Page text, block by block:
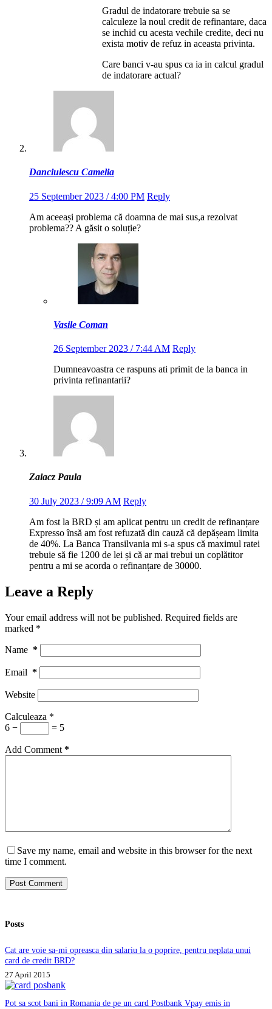
Gradul de indatorare trebuie sa se
calculeze la noul credit de refinantare, daca
se inchid cu acesta vechile credite, deci nu
exista motiv de refuz in aceasta privinta.
Care banci v-au spus ca ia in calcul gradul
de indatorare actual?
Danciulescu Camelia
25 September 2023 / 4:00 PM Reply
Am aceeași problema că doamna de mai sus,a rezolvat
problema?? A găsit o soluție?
Vasile Coman
26 September 2023 / 7:44 AM Reply
Dumneavoastra ce raspuns ati primit de la banca in
privinta refinantarii?
Zaiacz Paula
30 July 2023 / 9:09 AM Reply
Am fost la BRD și am aplicat pentru un credit de refinanțare
Expresso însă am fost refuzată din cauză că depășeam limita
de 40%. La Banca Transilvania mi s-a spus că maximul ratei
trebuie să fie 1200 de lei și că ar mai trebui un coplătitor
pentru a mi se acorda o refinanțare de 30000.
Leave a Reply
Your email address will not be published. Required fields are
marked *
Name *
Email *
Website
Calculeaza *
6 −
= 5
Add Comment *
Save my name, email and website in this browser for the next
time I comment.
Post Comment
Posts
Cat are voie sa-mi opreasca din salariu la o poprire, pentru neplata unui
card de credit BRD?
27 April 2015
Pot sa scot bani in Romania de pe un card Postbank Vpay emis in